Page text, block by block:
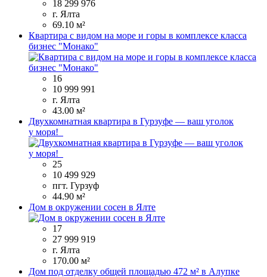
18 299 976
г. Ялта
69.10 м²
Квартира с видом на море и горы в комплексе класса
бизнес "Монако"
16
10 999 991
г. Ялта
43.00 м²
Двухкомнатная квартира в Гурзуфе — ваш уголок
у моря!
25
10 499 929
пгт. Гурзуф
44.90 м²
Дом в окружении сосен в Ялте
17
27 999 919
г. Ялта
170.00 м²
Дом под отделку общей площадью 472 м² в Алупке